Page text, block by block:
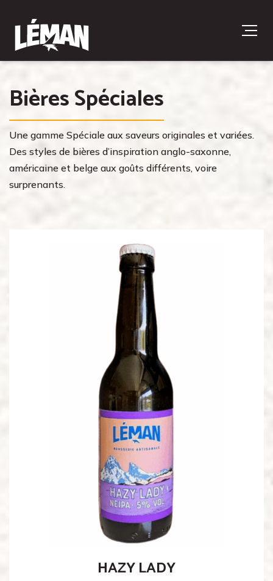
Bières Spéciales
Une gamme Spéciale aux saveurs originales et variées.
Des styles de bières d’inspiration anglo-saxonne,
américaine et belge aux goûts différents, voire
surprenants.
HAZY LADY